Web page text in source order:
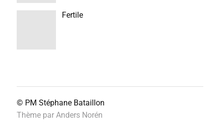
Fertile
© PM Stéphane Bataillon
Thème par Anders Norén